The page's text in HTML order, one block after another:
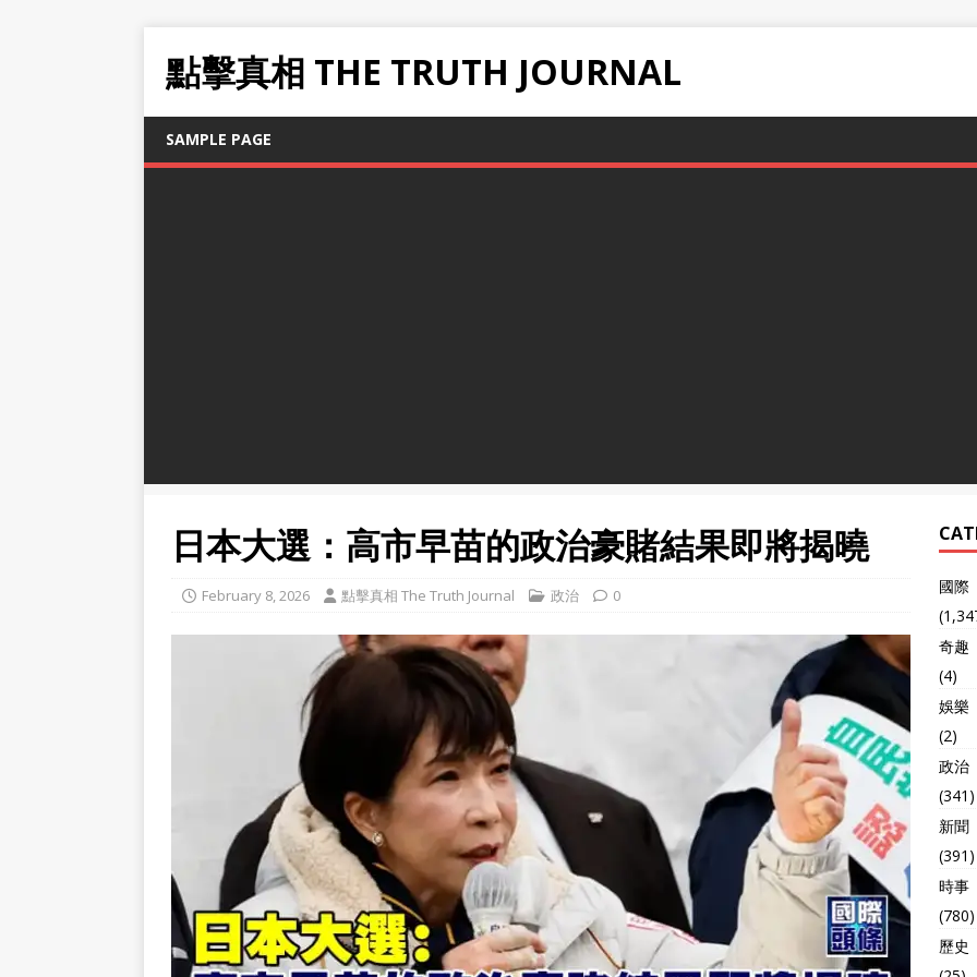
點擊真相 THE TRUTH JOURNAL
SAMPLE PAGE
日本大選：高市早苗的政治豪賭結果即將揭曉
February 8, 2026 點擊真相 The Truth Journal 政治 0
國際
奇趣
(4)
娛樂
(2)
政治
(341)
新聞
(391)
時事
(780)
歷史